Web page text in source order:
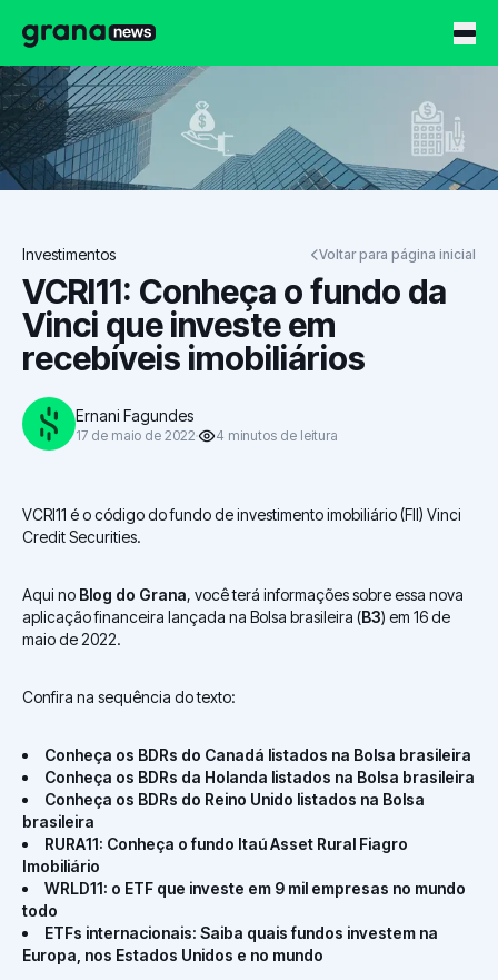
Grana News
Investimentos Voltar para página inicial
VCRI11: Conheça o fundo da
Vinci que investe em
recebíveis imobiliários
Ernani Fagundes
17 de maio de 2022 4 minutos de leitura
VCRI11 é o código do fundo de investimento imobiliário (FII) Vinci
Credit Securities.
Aqui no Blog do Grana, você terá informações sobre essa nova
aplicação financeira lançada na Bolsa brasileira (B3) em 16 de
maio de 2022.
Confira na sequência do texto:
Conheça os BDRs do Canadá listados na Bolsa brasileira
Conheça os BDRs da Holanda listados na Bolsa brasileira
Conheça os BDRs do Reino Unido listados na Bolsa
brasileira
RURA11: Conheça o fundo Itaú Asset Rural Fiagro
Imobiliário
WRLD11: o ETF que investe em 9 mil empresas no mundo
todo
ETFs internacionais: Saiba quais fundos investem na
Europa, nos Estados Unidos e no mundo